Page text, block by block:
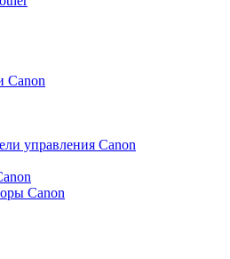
Canon
управления Canon
Canon